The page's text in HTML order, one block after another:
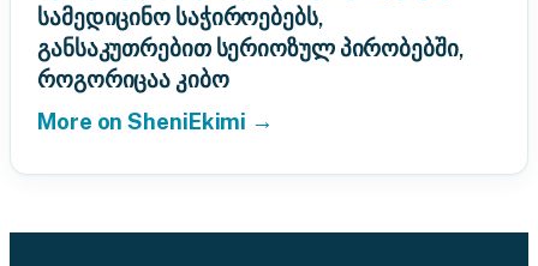
სამედიცინო საჭიროებებს,
განსაკუთრებით სერიოზულ პირობებში,
როგორიცაა კიბო
More on SheniEkimi →